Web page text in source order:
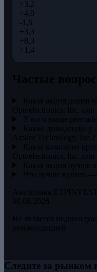
+3,2
+4,0
-1,6
+3,3
+8,3
+1,4
Следите за рынком